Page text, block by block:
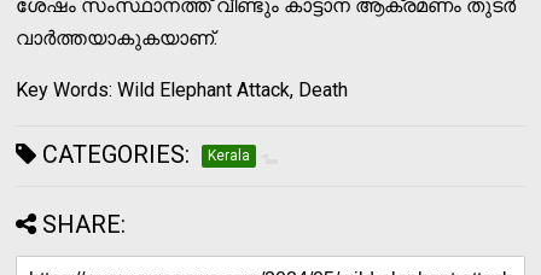
ശേഷം സംസ്ഥാനത്ത് വീണ്ടും കാട്ടാന ആക്രമണം തുടര്‍
വാര്‍ത്തയാകുകയാണ്.
Key Words: Wild Elephant Attack, Death
CATEGORIES: Kerala
SHARE: